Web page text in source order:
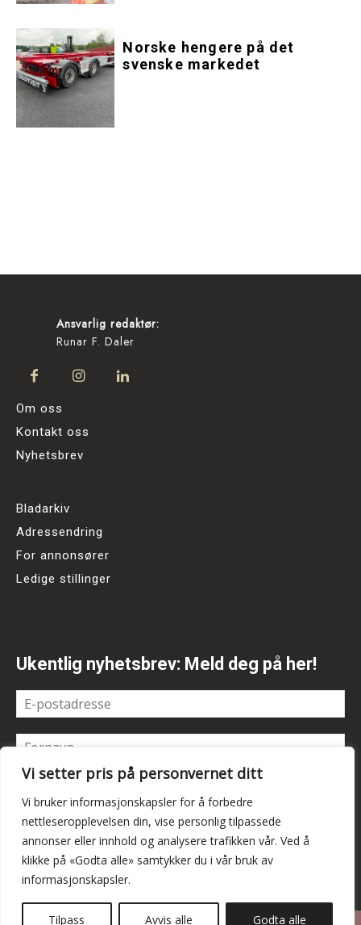
Vi setter pris på personvernet ditt
Vi bruker informasjonskapsler for å forbedre
nettleseropplevelsen din, vise personlig tilpassede
annonser eller innhold og analysere trafikken vår. Ved å
klikke på «Godta alle» samtykker du i vår bruk av
informasjonskapsler.
Tilpass Avvis alle Godta alle
Norske hengere på det
svenske markedet
Ansvarlig redaktør:
Runar F. Daler
Om oss
Kontakt oss
Nyhetsbrev
Bladarkiv
Adressendring
For annonsører
Ledige stillinger
Ukentlig nyhetsbrev: Meld deg på her!